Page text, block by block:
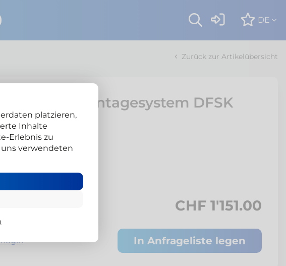
DE
Zurück zur Artikelübersicht
Schnellmontagesystem DFSK
CHF 1'151.00
In Anfrageliste legen
platzieren,
Inhalte
Erlebnis zu
verwendeten